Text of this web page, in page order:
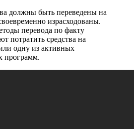
должны быть переведены на
израсходованы.
перевода по факту
потратить средства на
одну из активных
программ.